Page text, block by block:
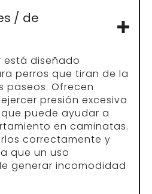
Rápida (Click)
que buscan
al poner y quitar el
tienen un broche de
se abrocha
Son prácticos,
perro se mueve
quedarse quieto
Asegúrate de que
seguro y de buena